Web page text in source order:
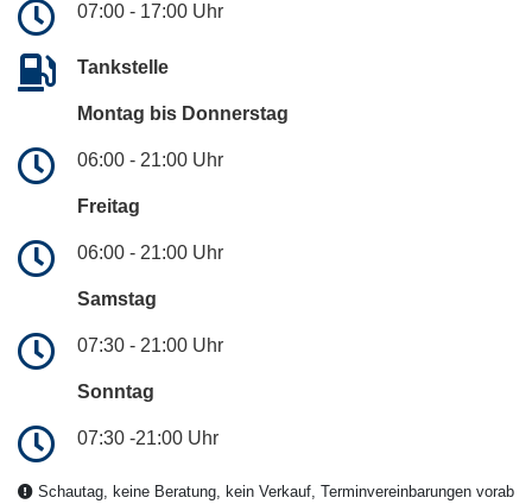
07:00 - 17:00 Uhr
Tankstelle
Montag bis Donnerstag
06:00 - 21:00 Uhr
Freitag
06:00 - 21:00 Uhr
Samstag
07:30 - 21:00 Uhr
Sonntag
07:30 -21:00 Uhr
Schautag, keine Beratung, kein Verkauf, Terminvereinbarungen vorab